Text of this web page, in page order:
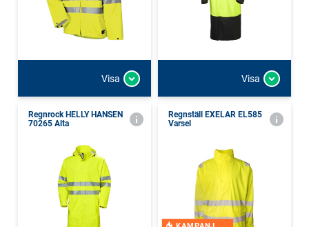
Visa Visa
Regnrock HELLY HANSEN
70265 Alta
Regnställ EXELAR EL585
Varsel